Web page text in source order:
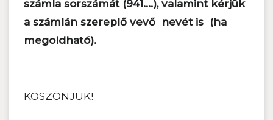
számla sorszámát (941….), valamint kérjük
a számlán szereplő vevő nevét is (ha
megoldható).
KÖSZÖNJÜK!